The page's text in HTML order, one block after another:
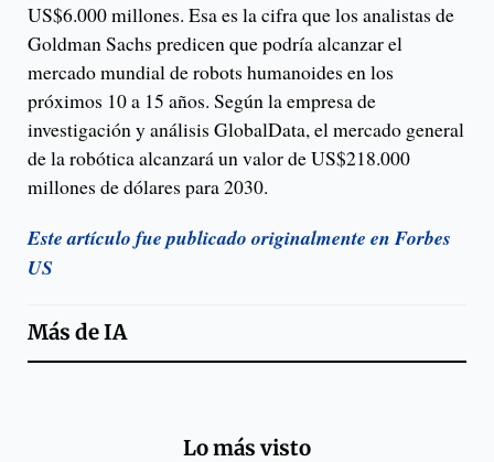
US$6.000 millones. Esa es la cifra que los analistas de
Goldman Sachs predicen que podría alcanzar el
mercado mundial de robots humanoides en los
próximos 10 a 15 años. Según la empresa de
investigación y análisis GlobalData, el mercado general
de la robótica alcanzará un valor de US$218.000
millones de dólares para 2030.
Este artículo fue publicado originalmente en Forbes
US
Más deIA
Lo más visto